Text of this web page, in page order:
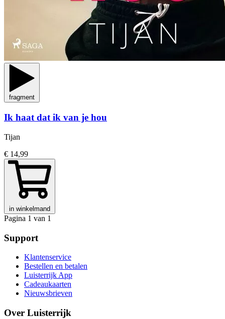
fragment
Ik haat dat ik van je hou
Tijan
€ 14,99
in winkelmand
Pagina 1 van 1
Support
Klantenservice
Bestellen en betalen
Luisterrijk App
Cadeaukaarten
Nieuwsbrieven
Over Luisterrijk